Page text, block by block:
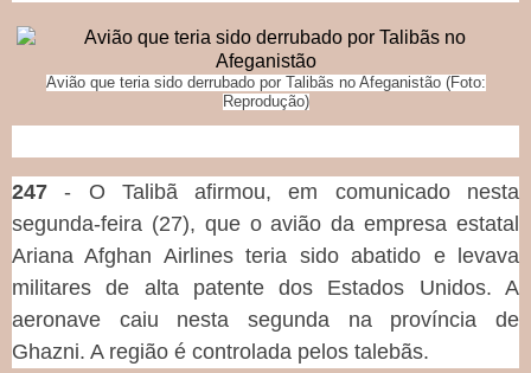
Avião que teria sido derrubado por Talibãs no Afeganistão (Foto:
Reprodução)
247 - O Talibã afirmou, em comunicado nesta
segunda-feira (27), que o avião da empresa estatal
Ariana Afghan Airlines teria sido abatido e levava
militares de alta patente dos Estados Unidos. A
aeronave caiu nesta segunda na província de
Ghazni. A região é controlada pelos talebãs.